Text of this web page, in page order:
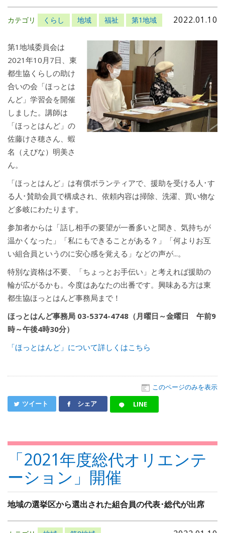
2022.01.10
カテゴリ くらし 地域 福祉 第1地域
第1地域委員会は
2021年10月7日、東
都生協くらしの助け
合いの会「ほっとは
んど」学習会を開催
しました。講師は
「ほっとはんど」の
佐藤けさ穂さん、蝦
名（えびな）明美さ
ん。
「ほっとはんど」は有償ボランティアで、援助を受ける人･す
る人･賛助会員で構成され、依頼内容は掃除、洗濯、買い物な
ど多岐にわたります。
参加者からは「話し相手の要望が一番多いと聞き、気持ちが
温かくなった」「私にもできることがある？」「何よりお互
い組合員というのに安心感を覚える」などの声が...。
特別な資格は不要、「ちょっとお手伝い」と考えれば援助の
輪が広がるかも。今度はあなたの出番です。興味ある方は東
都生協ほっとはんど事務局まで！
ほっとはんど事務局 03-5374-4748（月曜日～金曜日 午前9
時～午後4時30分）
「ほっとはんど」について詳しくはこちら
このページのみを表示
ツイート シェア LINE
「2021年度総代オリエンテ
ーション」開催
地域の選挙区から選出された組合員の代表･総代が出席